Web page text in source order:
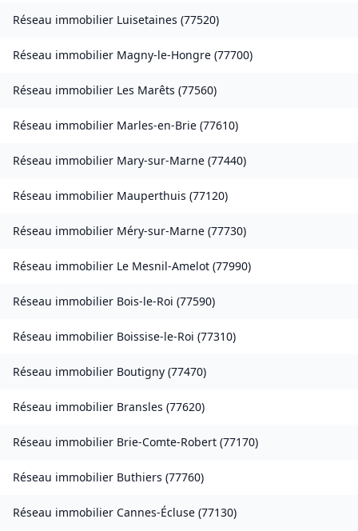
Réseau immobilier Luisetaines (77520)
Réseau immobilier Magny-le-Hongre (77700)
Réseau immobilier Les Marêts (77560)
Réseau immobilier Marles-en-Brie (77610)
Réseau immobilier Mary-sur-Marne (77440)
Réseau immobilier Mauperthuis (77120)
Réseau immobilier Méry-sur-Marne (77730)
Réseau immobilier Le Mesnil-Amelot (77990)
Réseau immobilier Bois-le-Roi (77590)
Réseau immobilier Boissise-le-Roi (77310)
Réseau immobilier Boutigny (77470)
Réseau immobilier Bransles (77620)
Réseau immobilier Brie-Comte-Robert (77170)
Réseau immobilier Buthiers (77760)
Réseau immobilier Cannes-Écluse (77130)